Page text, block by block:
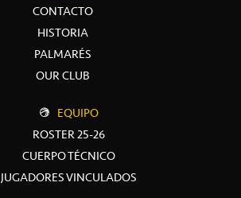
CONTACTO
HISTORIA
PALMARÉS
OUR CLUB
EQUIPO
ROSTER 25-26
CUERPO TÉCNICO
JUGADORES VINCULADOS